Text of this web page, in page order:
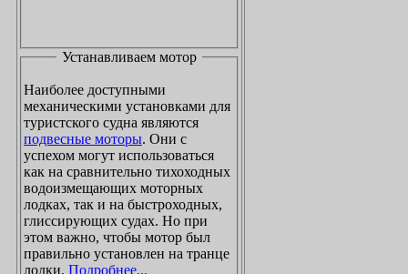
Устанавливаем мотор
Наиболее доступными
механическими установками для
туристского судна являются
подвесные моторы. Они с
успехом могут использоваться
как на сравнительно тихоходных
водоизмещающих моторных
лодках, так и на быстроходных,
глиссирующих судах. Но при
этом важно, чтобы мотор был
правильно установлен на транце
лодки. Подробнее...